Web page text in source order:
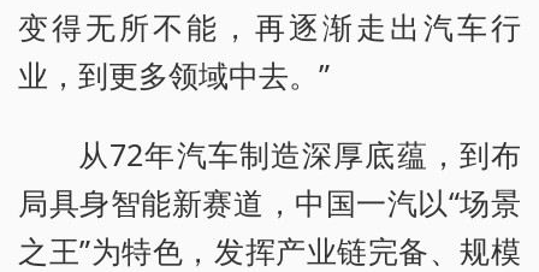
变得无所不能，再逐渐走出汽车行
业，到更多领域中去。”
从72年汽车制造深厚底蕴，到布
局具身智能新赛道，中国一汽以“场景
之王”为特色，发挥产业链完备、规模